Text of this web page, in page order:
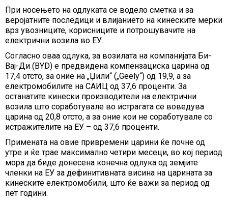
При носењето на одлуката се водело сметка и за
веројатните последици и влијанието на кинеските мерки
врз увозниците, корисниците и потрошувачите на
електрични возила во ЕУ.
Согласно оваа одлука, за возилата на компанијата Би-
Вај-Ди (BYD) е предвидена компензациска царина од
17,4 отсто, за оние на „Џили“ („Geely“) од 19,9, а за
електромобилите на САИЦ од 37,6 проценти. За
останатите кинески производители на електрични
возила што соработувале во истрагата се воведува
царина од 20,8 отсто, а за оние кои не соработувале со
истражителите на ЕУ – од 37,6 проценти.
Примената на овие привремени царини ќе почне од
утре и ќе трае максимално четири месеци, во кој период
мора да биде донесена конечна одлука од земјите
членки на ЕУ за дефинитивната висина на царината за
кинеските електромобили, што ќе важи за период од
пет години.